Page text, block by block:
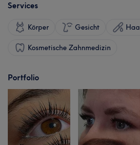
Services
Körper Gesicht
Kosmetische Zahnmedizin
Portfolio